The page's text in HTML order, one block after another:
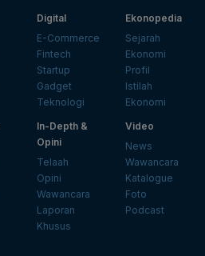
Digital
E-Commerce
Fintech
Startup
Gadget
Teknologi
Ekonopedia
Sejarah
Ekonomi
Profil
Istilah
Ekonomi
In-Depth &
Opini
Telaah
Opini
Wawancara
Laporan
Khusus
Video
News
Wawancara
Katalogue
Foto
Podcast